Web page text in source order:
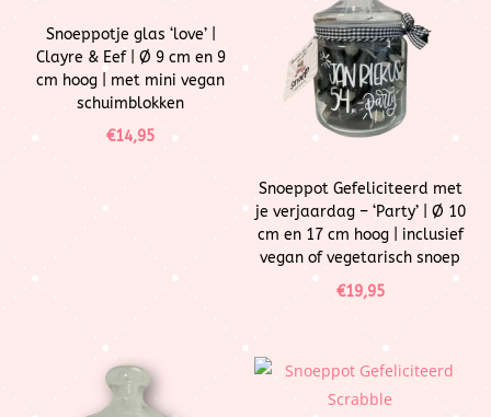
Snoeppotje glas ‘love’ |
Clayre & Eef | Ø 9 cm en 9
cm hoog | met mini vegan
schuimblokken
€14,95
Snoeppot Gefeliciteerd met
je verjaardag – ‘Party’ | Ø 10
cm en 17 cm hoog | inclusief
vegan of vegetarisch snoep
€19,95